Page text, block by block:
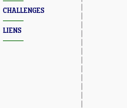
CHALLENGES
LIENS